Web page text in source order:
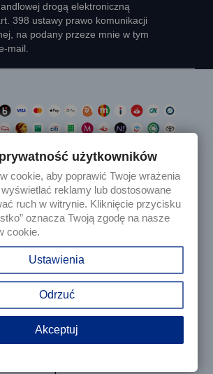
drogą elektroniczną
398 ustawy prawo komunikacji
na podany przeze mnie w tym
mail.


internetowy Tomczesci.pl. Wszelkie prawa
użytkowników
cookie, aby poprawić Twoje wrażenia
reklamy lub dostosowane
ruch w witrynie. Kliknięcie przycisku
oznacza Twoją zgodę na nasze
cookie.
Ustawienia
Odrzuć
Akceptuj